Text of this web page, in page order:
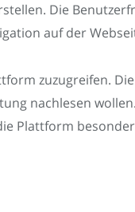
Die
auf der
zuzugreifen.
nachlesen
Plattform